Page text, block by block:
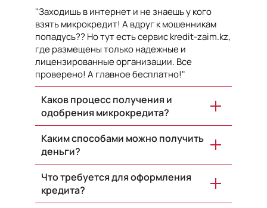
"Заходишь в интернет и не знаешь у кого
взять микрокредит! А вдруг к мошенникам
попадусь?? Но тут есть сервис kredit-zaim.kz,
где размещены только надежные и
лицензированные организации. Все
проверено! А главное бесплатно!"
Каков процесс получения и
одобрения микрокредита?
Каким способами можно получить
деньги?
Что требуется для оформления
кредита?